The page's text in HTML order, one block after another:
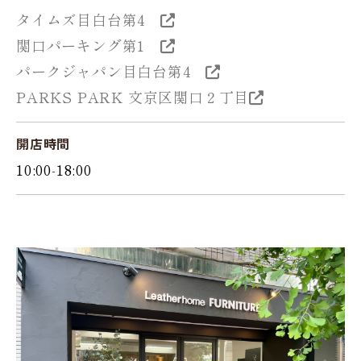
タイムズ目白台第4
関口パーキング第1
パークジャパン目白台第4
PARKS PARK 文京区関口２丁目
開店時間
10:00-18:00